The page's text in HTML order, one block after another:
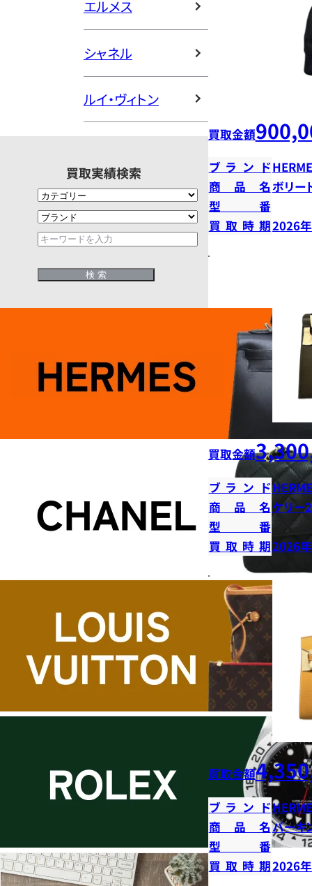
エルメス
シャネル
ルイ・ヴィトン
買取実績検索
買取金額
ブランド
商品名ボリー
型番
買取時期2026
買取金額
ブランド
商品名 ケリー
型番
買取時期2026
買取金額
ブランド
商品名バーキ
型番
買取時期2026